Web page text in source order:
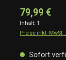
79,99 €
Inhalt: 1
Preise inkl.
Sofort